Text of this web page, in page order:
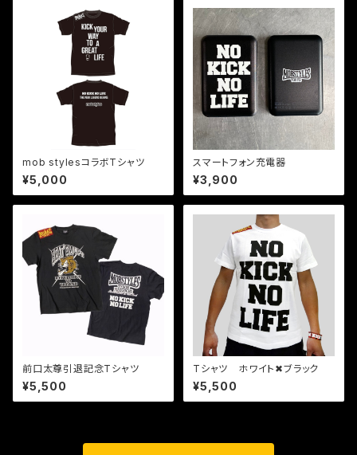
mob stylesコラボTシャツ
¥5,000
スマートフォン充電器
¥3,900
前口太尊引退記念Tシャツ
¥5,500
Tシャツ ホワイト✖︎ブラック
¥5,500